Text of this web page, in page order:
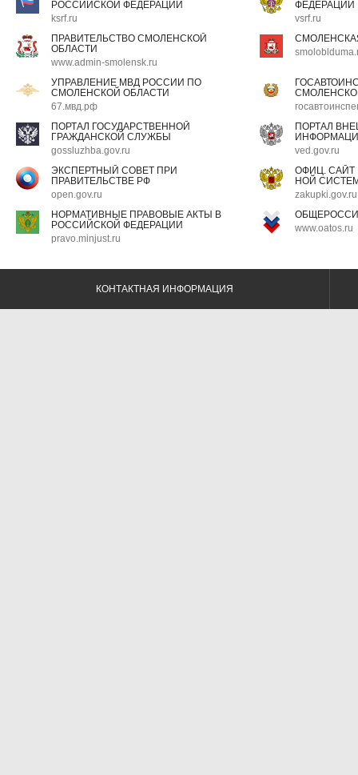
РОССИЙСКОЙ ФЕДЕРАЦИИ
ksrf.ru
ФЕДЕРАЦИИ
vsrf.ru
ПРАВИТЕЛЬСТВО СМОЛЕНСКОЙ
ОБЛАСТИ
www.admin-smolensk.ru
УПРАВЛЕНИЕ МВД РОССИИ ПО
СМОЛЕНСКОЙ ОБЛАСТИ
67.мвд.рф
ПОРТАЛ ГОСУДАРСТВЕННОЙ
ГРАЖДАНСКОЙ СЛУЖБЫ
gossluzhba.gov.ru
ПОРТАЛ
ved.gov.ru
ЭКСПЕРТНЫЙ СОВЕТ ПРИ
ПРАВИТЕЛЬСТВЕ РФ
open.gov.ru
ОФИЦ.
НОЙ
zakupki.gov.ru
НОРМАТИВНЫЕ ПРАВОВЫЕ АКТЫ В
РОССИЙСКОЙ ФЕДЕРАЦИИ
pravo.minjust.ru
www.oatos.ru
КОНТАКТНАЯ ИНФОРМАЦИЯ